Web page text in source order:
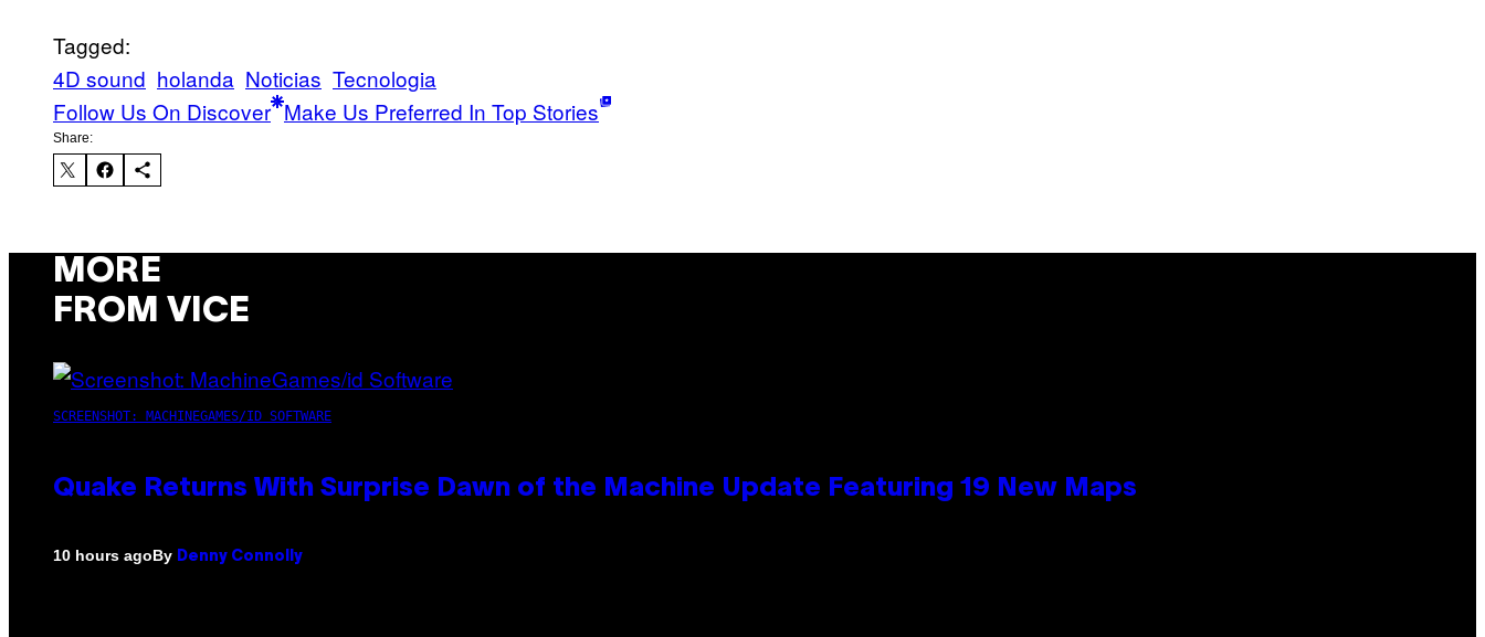
Tagged:
4D sound holanda Noticias Tecnologia
Follow Us On Discover Make Us Preferred In Top Stories
Share:
MORE
FROM VICE
SCREENSHOT: MACHINEGAMES/ID SOFTWARE
Quake Returns With Surprise Dawn of the Machine Update Featuring 19 New Maps
10 hours agoBy Denny Connolly